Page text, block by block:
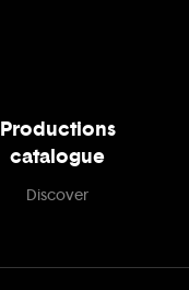
Productions
catalogue
Discover